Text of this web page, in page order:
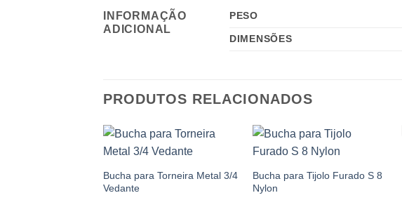
INFORMAÇÃO
ADICIONAL
PESO
DIMENSÕES
PRODUTOS RELACIONADOS
wishlist
Bucha para Torneira Metal 3/4
Vedante
wishlist
Bucha para Tijolo Furado S 8
Nylon